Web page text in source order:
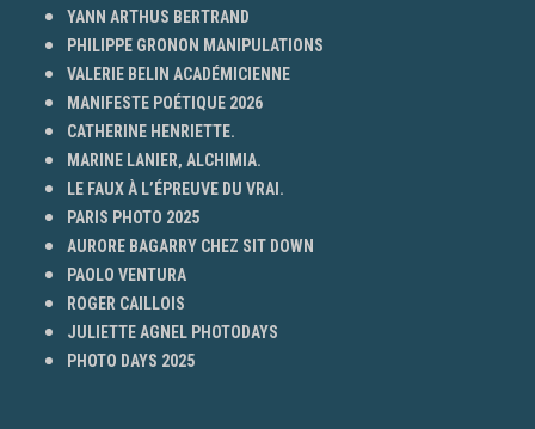
YANN ARTHUS BERTRAND
PHILIPPE GRONON MANIPULATIONS
VALERIE BELIN ACADÉMICIENNE
MANIFESTE POÉTIQUE 2026
CATHERINE HENRIETTE.
MARINE LANIER, ALCHIMIA.
LE FAUX À L’ÉPREUVE DU VRAI.
PARIS PHOTO 2025
AURORE BAGARRY CHEZ SIT DOWN
PAOLO VENTURA
ROGER CAILLOIS
JULIETTE AGNEL PHOTODAYS
PHOTO DAYS 2025